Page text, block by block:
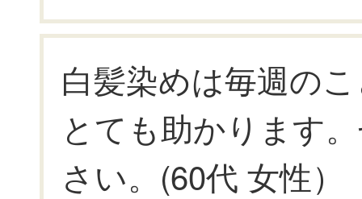
白髪染めは毎週の
とても助かります
さい。(60代 女性）